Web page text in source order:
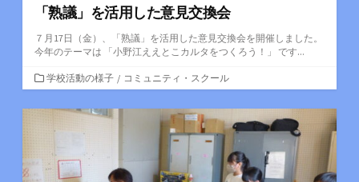
「熟議」を活用した意見交換会
７月17日（金）、「熟議」を活用した意見交換会を開催しました。
今年のテーマは 「小野江ええとこカルタをつくろう！」 です...
カ
テ
ゴ
リ
学校活動の様子 / コミュニティ・スクール